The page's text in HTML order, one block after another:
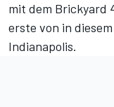
mit dem Brickyard
erste von in
Indianapolis.